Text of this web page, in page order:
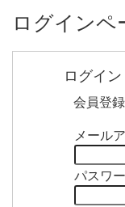
ログインペ
ログイン
会員登
メール
パスワ